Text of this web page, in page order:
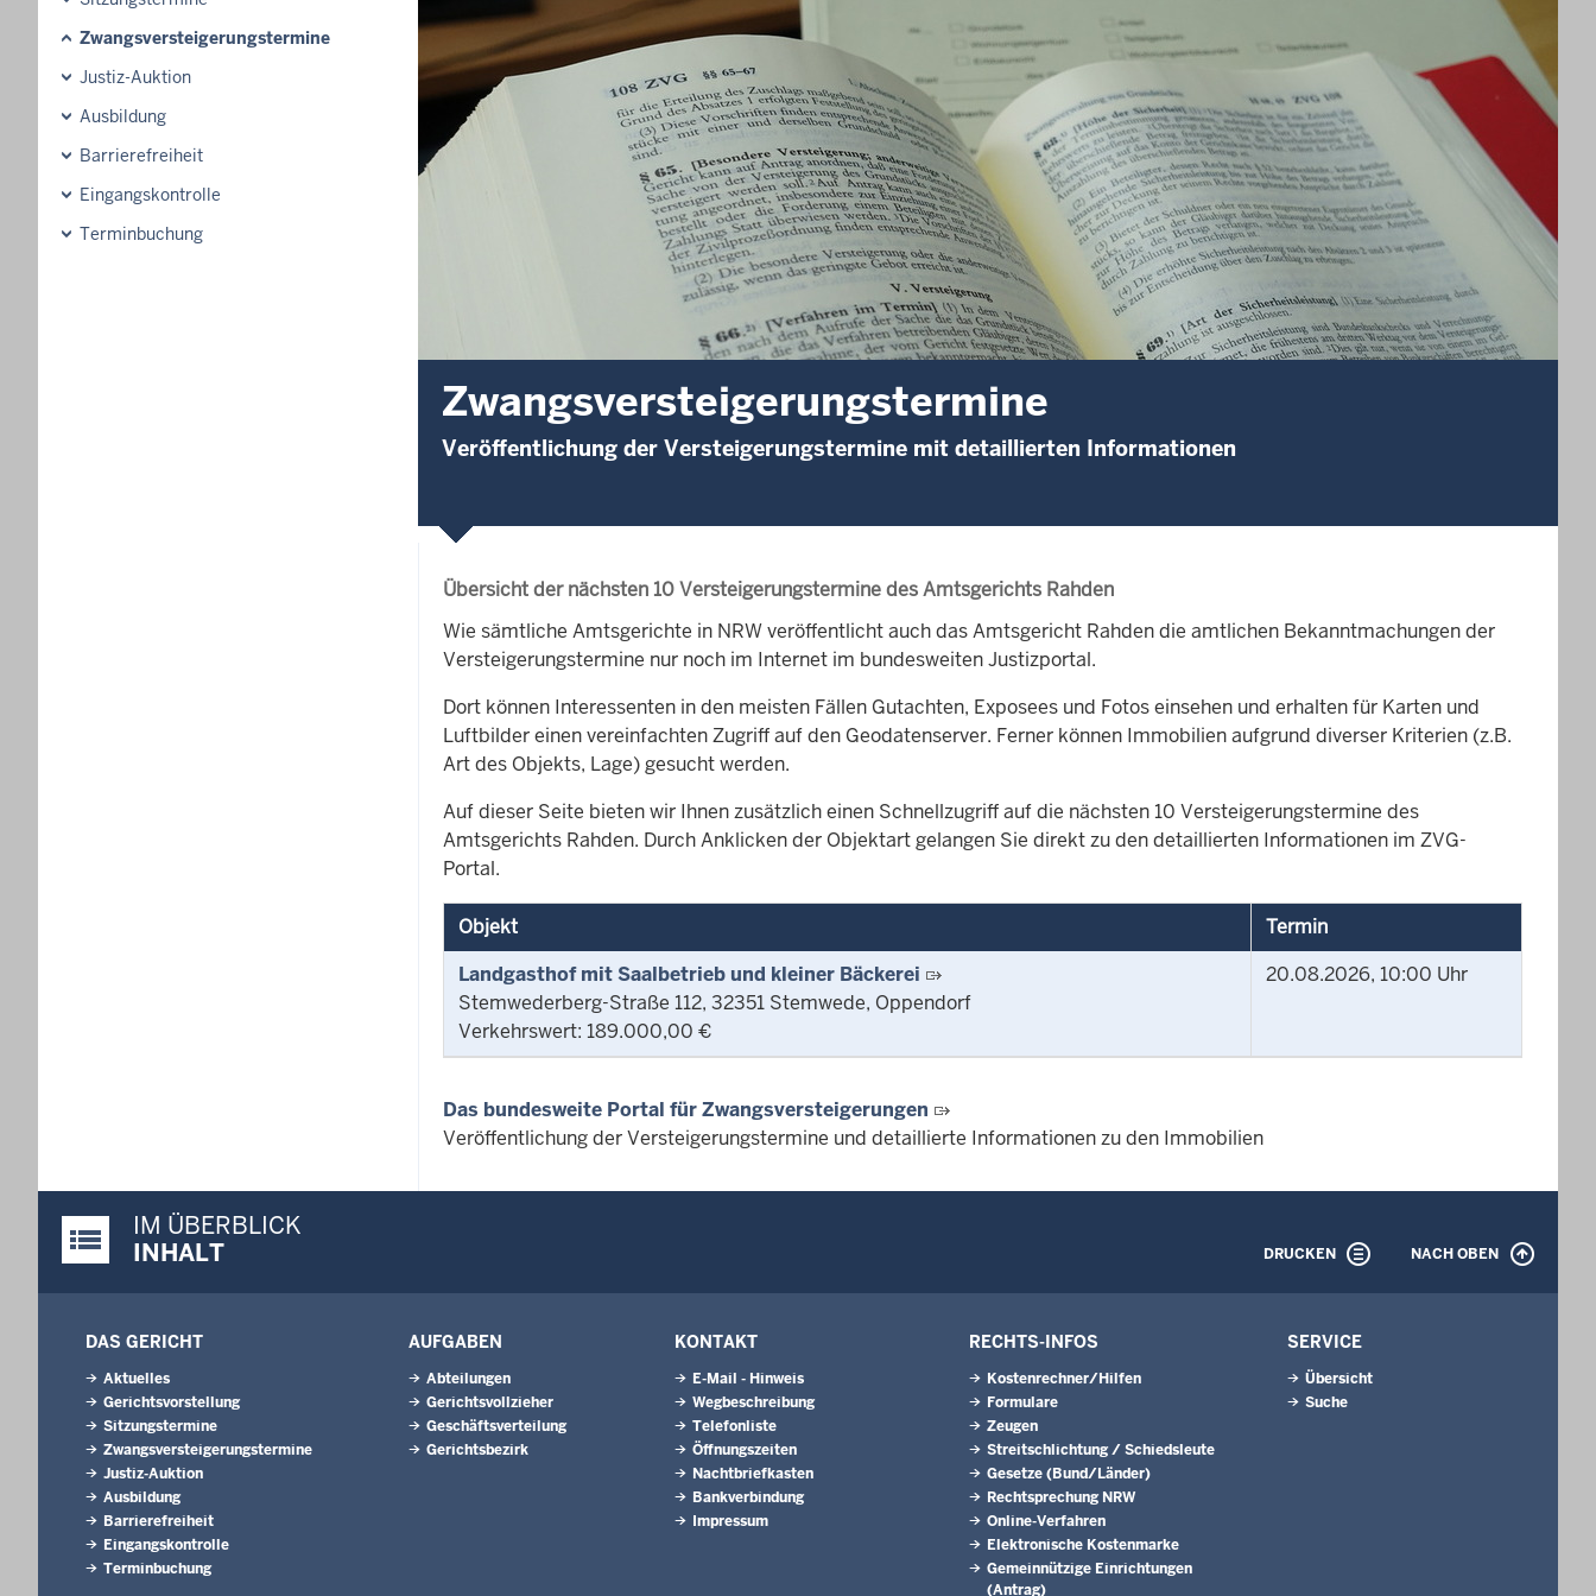
Zwangsversteigerungstermine
Justiz-Auktion
Ausbildung
Barrierefreiheit
Eingangskontrolle
Terminbuchung
Zwangsversteigerungstermine
Veröffentlichung der Versteigerungstermine mit detaillierten Informationen
Übersicht der nächsten 10 Versteigerungstermine des Amtsgerichts Rahden
Wie sämtliche Amtsgerichte in NRW veröffentlicht auch das Amtsgericht Rahden die amtlichen Bekanntmachungen der
Versteigerungstermine nur noch im Internet im bundesweiten Justizportal.
Dort können Interessenten in den meisten Fällen Gutachten, Exposees und Fotos einsehen und erhalten für Karten und
Luftbilder einen vereinfachten Zugriff auf den Geodatenserver. Ferner können Immobilien aufgrund diverser Kriterien (z.B.
Art des Objekts, Lage) gesucht werden.
Auf dieser Seite bieten wir Ihnen zusätzlich einen Schnellzugriff auf die nächsten 10 Versteigerungstermine des
Amtsgerichts Rahden. Durch Anklicken der Objektart gelangen Sie direkt zu den detaillierten Informationen im ZVG-
Portal.
Objekt
Termin
Landgasthof mit Saalbetrieb und kleiner Bäckerei
Stemwederberg-Straße 112, 32351 Stemwede, Oppendorf
Verkehrswert: 189.000,00 €
20.08.2026, 10:00 Uhr
Das bundesweite Portal für Zwangsversteigerungen
Veröffentlichung der Versteigerungstermine und detaillierte Informationen zu den Immobilien
Justiz-Portal im Überblick:
IM ÜBERBLICK
INHALT
DRUCKEN NACH OBEN
DAS GERICHT
Aktuelles
Gerichtsvorstellung
Sitzungstermine
Zwangsversteigerungstermine
Justiz-Auktion
Ausbildung
Barrierefreiheit
Eingangskontrolle
Terminbuchung
AUFGABEN
Abteilungen
Gerichtsvollzieher
Geschäftsverteilung
Gerichtsbezirk
KONTAKT
E-Mail - Hinweis
Wegbeschreibung
Telefonliste
Öffnungszeiten
Nachtbriefkasten
Bankverbindung
Impressum
RECHTS-INFOS
Kostenrechner/Hilfen
Formulare
Zeugen
Streitschlichtung / Schiedsleute
Gesetze (Bund/Länder)
Rechtsprechung NRW
Online-Verfahren
Elektronische Kostenmarke
Gemeinnützige Einrichtungen
(Antrag)
SERVICE
Übersicht
Suche